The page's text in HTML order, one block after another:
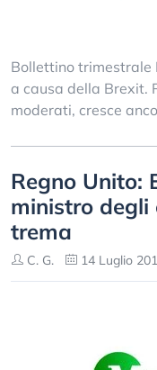
Bollettino trimestrale
a causa della Brexit.
moderati, cresce
Regno Unito:
ministro degli
trema
C. G. 14 Luglio